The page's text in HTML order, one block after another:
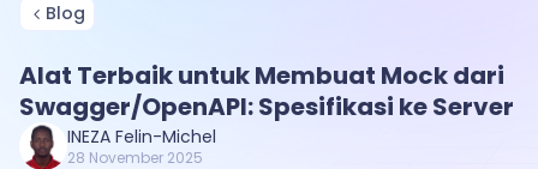
Blog
Alat Terbaik untuk Membuat Mock dari
Swagger/OpenAPI: Spesifikasi ke Server
INEZA Felin-Michel
28 November 2025